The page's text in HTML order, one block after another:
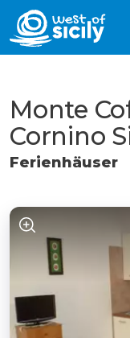
Monte
Cornino
Ferienhäuser